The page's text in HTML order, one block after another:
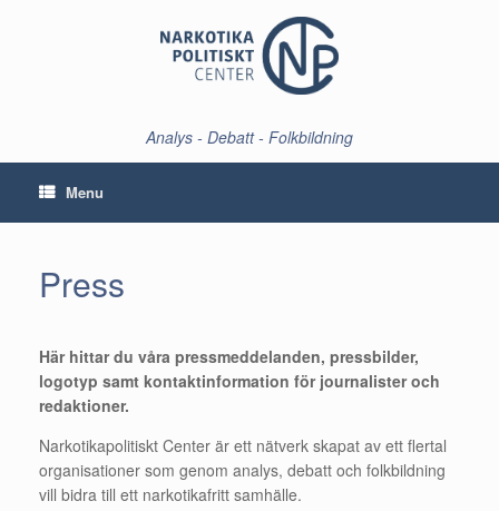
Analys - Debatt - Folkbildning
Menu
Press
Här hittar du våra pressmeddelanden, pressbilder,
logotyp samt kontaktinformation för journalister och
redaktioner.
Narkotikapolitiskt Center är ett nätverk skapat av ett flertal
organisationer som genom analys, debatt och folkbildning
vill bidra till ett narkotikafritt samhälle.